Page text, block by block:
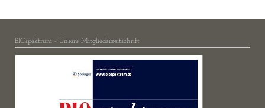
BIOspektrum - Unsere Mitgliederzeitschrift